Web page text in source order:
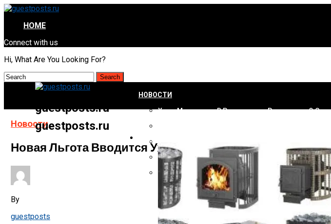
HOME
Connect with us
Hi, What Are You Looking For?
guestposts.ru
guestposts.ru
НОВОСТИ
Хуже Маргарина: В Роскачестве Рассказали О
СВО Скоро Закончится: Пророк-Математик
Уже С Завтрашнего Дня: Тех, Кто Переводят
Новости
Новая Льгота Вводится Уже С 15 Мая Для Всех
By
guestposts